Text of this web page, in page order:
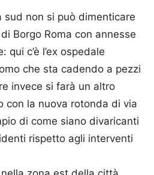
sud non si può dimenticare
Borgo Roma con annesse
c’è l’ex ospedale
che sta cadendo a pezzi
invece si farà un altro
con la nuova rotonda di via
di come siano divaricanti
rispetto agli interventi